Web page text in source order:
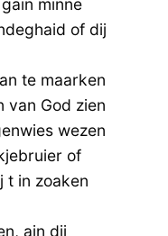
of dij
te maarken
van God zien
wezen
of
t in zoaken
ain dij